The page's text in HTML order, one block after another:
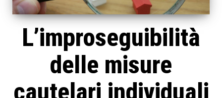
L’improseguibilità
delle misure